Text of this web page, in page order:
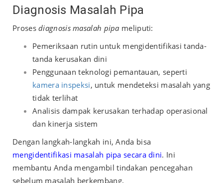
Diagnosis Masalah Pipa
Prosesdiagnosis masalah pipa meliputi:
Pemeriksaan rutin untuk mengidentifikasi tanda-
tanda kerusakan dini
Penggunaan teknologi pemantauan, seperti
kamera inspeksi, untuk mendeteksi masalah yang
tidak terlihat
Analisis dampak kerusakan terhadap operasional
dan kinerja sistem
Dengan langkah-langkah ini, Anda bisa
mengidentifikasi masalah pipa secara dini. Ini
membantu Anda mengambil tindakan pencegahan
sebelum masalah berkembang.